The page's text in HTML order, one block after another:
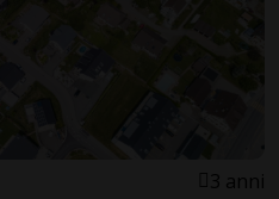
3 anni